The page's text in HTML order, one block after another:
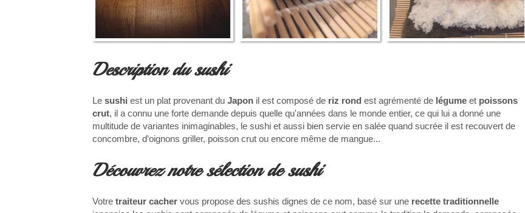
Description du sushi
Le sushi est un plat provenant du Japon il est composé de riz rond est agrémenté de légume et poissons
crut, il a connu une forte demande depuis quelle qu'années dans le monde entier, ce qui lui a donné une
multitude de variantes inimaginables, le sushi et aussi bien servie en salée quand sucrée il est recouvert de
concombre, d'oignons griller, poisson crut ou encore même de mangue...
Découvrez notre sélection de sushi
Votre traiteur cacher vous propose des sushis dignes de ce nom, basé sur une recette traditionnelle